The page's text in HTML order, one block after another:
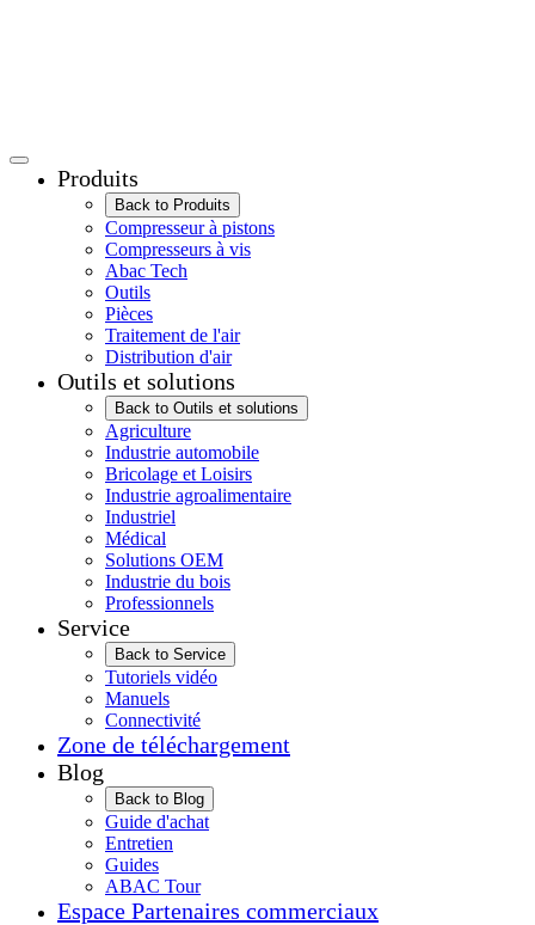
Produits
Back to Produits
Compresseur à pistons
Compresseurs à vis
Abac Tech
Outils
Pièces
Traitement de l'air
Distribution d'air
Outils et solutions
Back to Outils et solutions
Agriculture
Industrie automobile
Bricolage et Loisirs
Industrie agroalimentaire
Industriel
Médical
Solutions OEM
Industrie du bois
Professionnels
Service
Back to Service
Tutoriels vidéo
Manuels
Connectivité
Zone de téléchargement
Blog
Back to Blog
Guide d'achat
Entretien
Guides
ABAC Tour
Espace Partenaires commerciaux